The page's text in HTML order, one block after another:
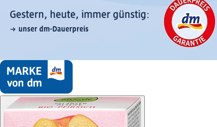
Gestern, heute, immer günstig:
unser dm-Dauerpreis